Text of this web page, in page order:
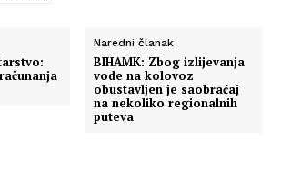
Naredni članak
BIHAMK: Zbog izlijevanja
vode na kolovoz
obustavljen je saobraćaj
na nekoliko regionalnih
puteva